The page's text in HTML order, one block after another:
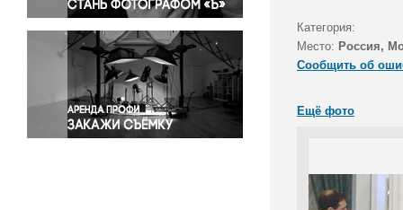
Религия
Светская жизнь
Спорт
Экология
Экономика и бизнес
Категория:
Место: Россия,
Сообщить об
Ещё фото